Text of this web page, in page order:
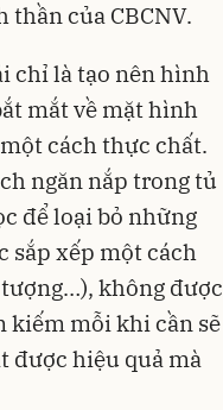
của CBCNV.
chỉ là tạo nên hình
mắt về mặt hình
cách thực chất.
ngăn nắp trong tủ
để loại bỏ những
sắp xếp một cách
không được
kiếm mỗi khi cần sẽ
được hiệu quả mà